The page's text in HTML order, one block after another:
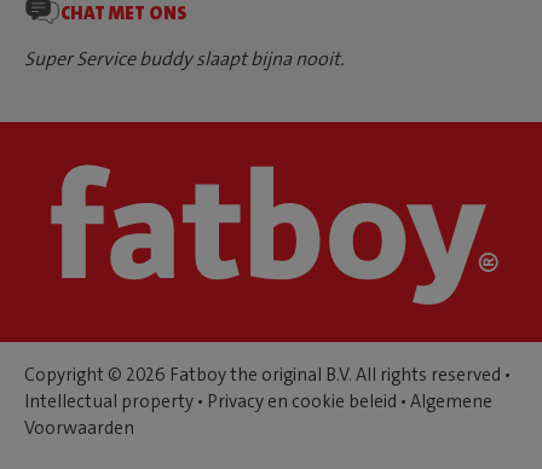
CHAT MET ONS
Super Service buddy slaapt bijna nooit.
Copyright © 2026 Fatboy the original B.V. All rights reserved •
Intellectual property • Privacy en cookie beleid • Algemene
Voorwaarden